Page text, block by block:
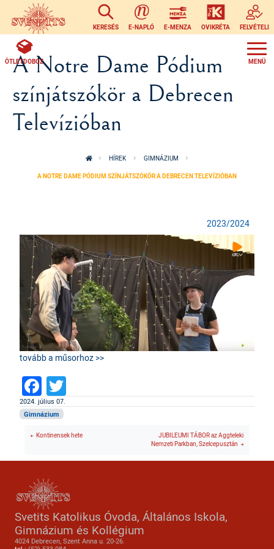
Ugrás a tartalomra
KERESÉS E-NAPLÓ E-MENZA OVIKRÉTA FELVÉTELI
ÖTLETDOBOZ
A Notre Dame Pódium
színjátszókör a Debrecen
Televízióban
HÍREK GIMNÁZIUM
A NOTRE DAME PÓDIUM SZÍNJÁTSZÓKÖR A DEBRECEN TELEVÍZIÓBAN
2023/2024
tovább a műsorhoz >>
Facebook
2024. július 07.
Gimnázium
Kontinensek hete
JUBILEUMI TÁBOR az Aggteleki
Nemzeti Parkban, Szelcepusztán
Svetits Katolikus Óvoda, Általános Iskola,
Gimnázium és Kollégium
4024 Debrecen, Szent Anna u. 20-26.